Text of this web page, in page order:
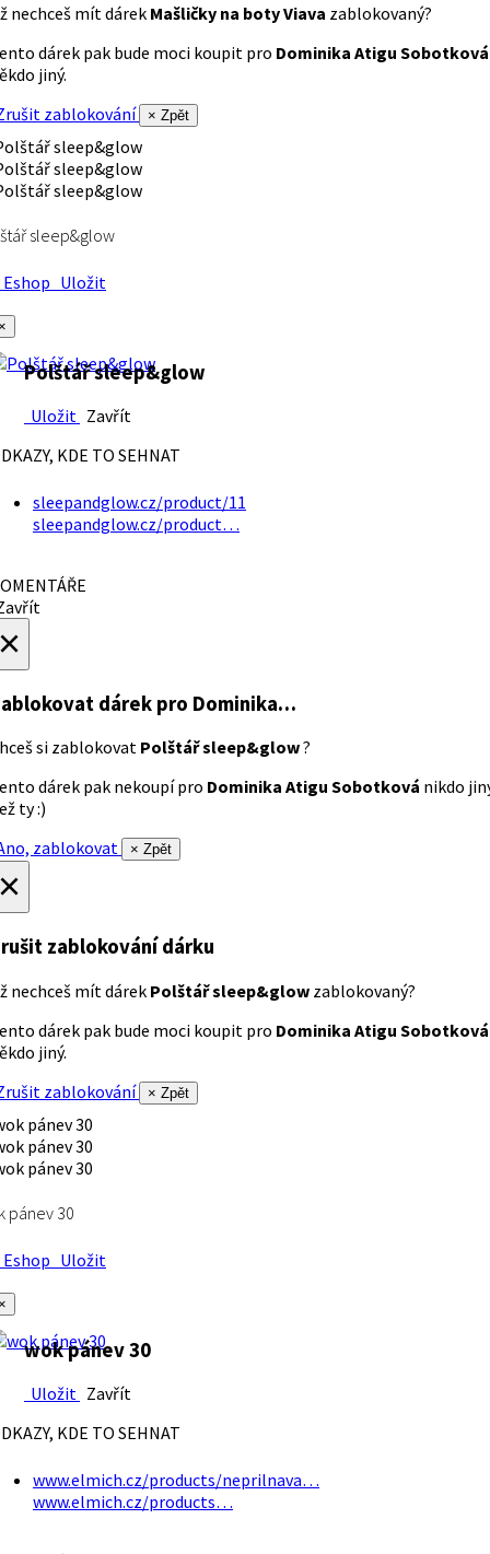
nechceš mít dárek Mašličky na boty Viava zablokovaný?
dárek pak bude moci koupit pro Dominika Atigu Sobotková
jiný.
zablokování
× Zpět
sleep&glow
Uložit
Polštář sleep&glow
Uložit Zavřít
KDE TO SEHNAT
sleepandglow.cz/product/11
sleepandglow.cz/product…
dárek pro Dominika…
si zablokovat Polštář sleep&glow?
dárek pak nekoupí pro Dominika Atigu Sobotková nikdo
ty :)
zablokovat
× Zpět
zablokování dárku
nechceš mít dárek Polštář sleep&glow zablokovaný?
dárek pak bude moci koupit pro Dominika Atigu Sobotková
jiný.
zablokování
× Zpět
pánev 30
Uložit
wok pánev 30
Uložit Zavřít
KDE TO SEHNAT
www.elmich.cz/products/neprilnava…
www.elmich.cz/products…